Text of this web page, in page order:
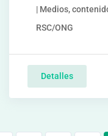
| Medios,
RSC/ONG
Detalles